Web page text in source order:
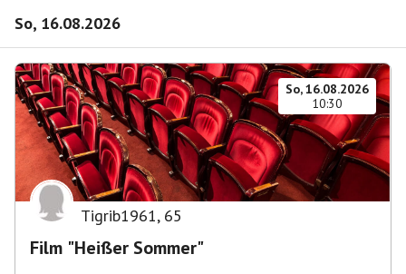
So, 16.08.2026
So, 16.08.2026
10:30
Tigrib1961, 65
Film "Heißer Sommer"